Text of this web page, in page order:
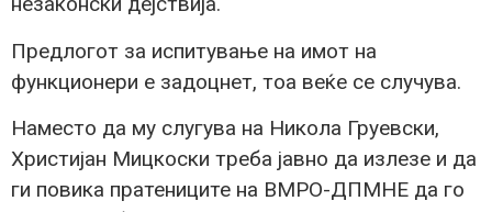
Предлогот за испитување на имот на
функционери е задоцнет, тоа веќе се случува.
Наместо да му слугува на Никола Груевски,
Христијан Мицкоски треба јавно да излезе и да
ги повика пратениците на ВМРО-ДПМНЕ да го